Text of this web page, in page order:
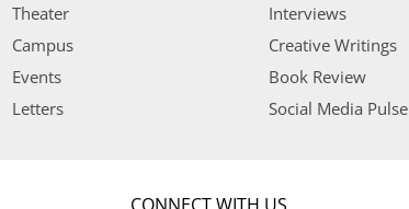
Theater
Campus
Events
Letters
Interviews
Creative Writings
Book Review
Social Media Pulse